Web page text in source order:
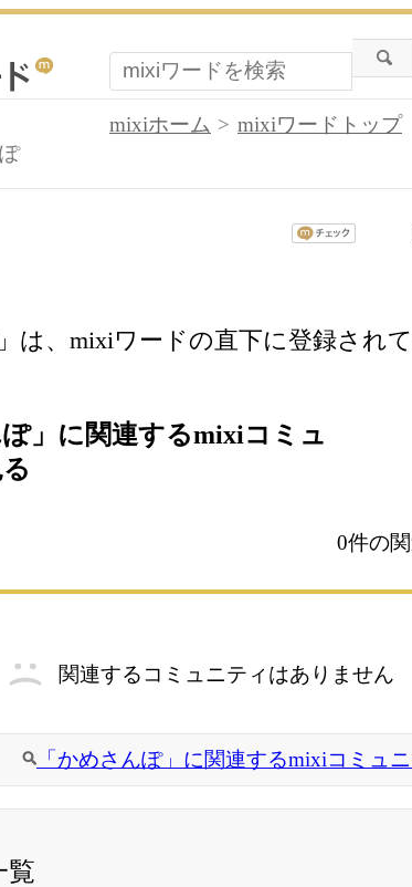
mixiホーム
mixiワードトップ
は、mixiワードの直下に登録されて
ぽ」に関連するmixiコミュ
0件の
関連するコミュニティはありません
「かめさんぽ」に関連するmixiコミュ
覧